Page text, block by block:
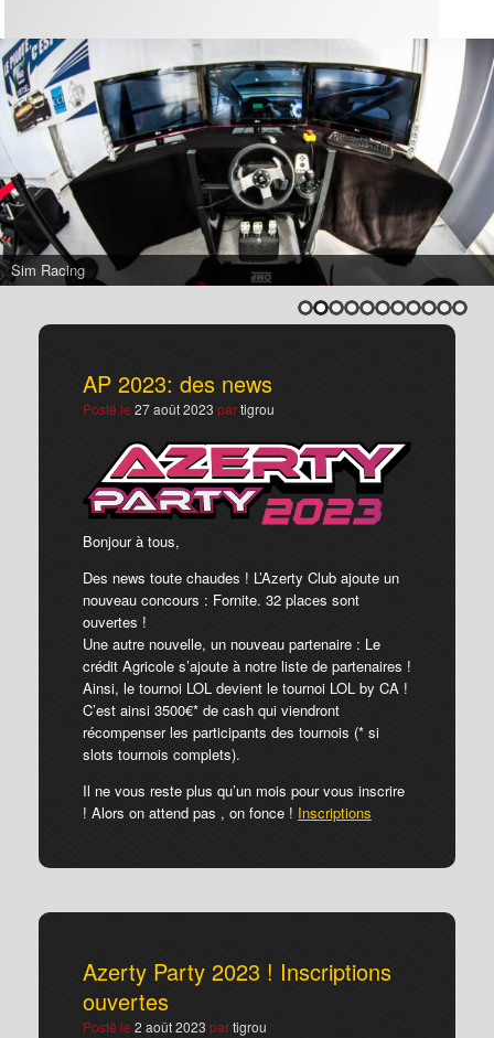
Show e-sport
AP 2023: des news
Posté le 27 août 2023 partigrou
Bonjour à tous,
Des news toute chaudes ! L’Azerty Club ajoute un
nouveau concours : Fornite. 32 places sont
ouvertes !
Une autre nouvelle, un nouveau partenaire : Le
crédit Agricole s’ajoute à notre liste de partenaires !
Ainsi, le tournoi LOL devient le tournoi LOL by CA !
C’est ainsi 3500€* de cash qui viendront
récompenser les participants des tournois (* si
slots tournois complets).
Il ne vous reste plus qu’un mois pour vous inscrire
! Alors on attend pas , on fonce ! Inscriptions
Azerty Party 2023 ! Inscriptions
ouvertes
Posté le 2 août 2023 partigrou